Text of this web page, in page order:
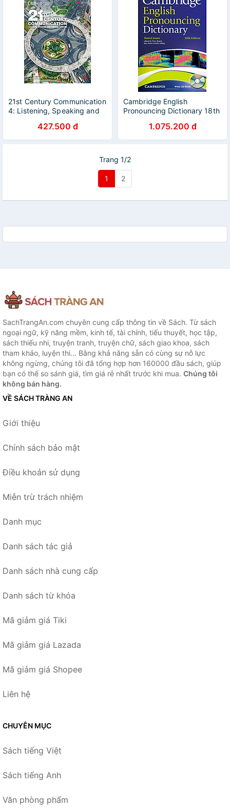
21st Century Communication
4: Listening, Speaking and
427.500 đ
Cambridge English
Pronouncing Dictionary 18th
1.075.200 đ
Trang 1/2
1 2
SachTrangAn.com chuyên cung cấp thông tin về Sách. Từ sách
ngoại ngữ, kỹ năng mềm, kinh tế, tài chính, tiểu thuyết, học tập,
sách thiếu nhi, truyện tranh, truyện chữ, sách giao khoa, sách
tham khảo, luyện thi... Bằng khả năng sẵn có cùng sự nỗ lực
không ngừng, chúng tôi đã tổng hợp hơn 160000 đầu sách, giúp
bạn có thể so sánh giá, tìm giá rẻ nhất trước khi mua. Chúng tôi
không bán hàng.
VỀ SÁCH TRÀNG AN
Giới thiệu
Chính sách bảo mật
Điều khoản sử dụng
Miễn trừ trách nhiệm
Danh mục
Danh sách tác giả
Danh sách nhà cung cấp
Danh sách từ khóa
Mã giảm giá Tiki
Mã giảm giá Lazada
Mã giảm giá Shopee
Liên hệ
CHUYÊN MỤC
Sách tiếng Việt
Sách tiếng Anh
Văn phòng phẩm